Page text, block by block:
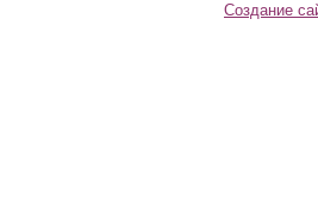
Создание